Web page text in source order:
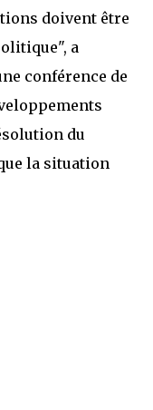
doivent être
a
conférence de
du
la situation